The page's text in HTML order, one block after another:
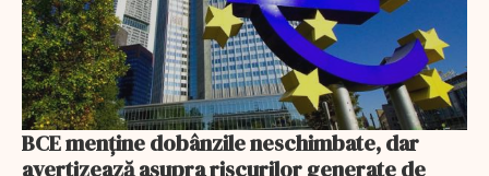
BCE menține dobânzile neschimbate, dar
avertizează asupra riscurilor generate de